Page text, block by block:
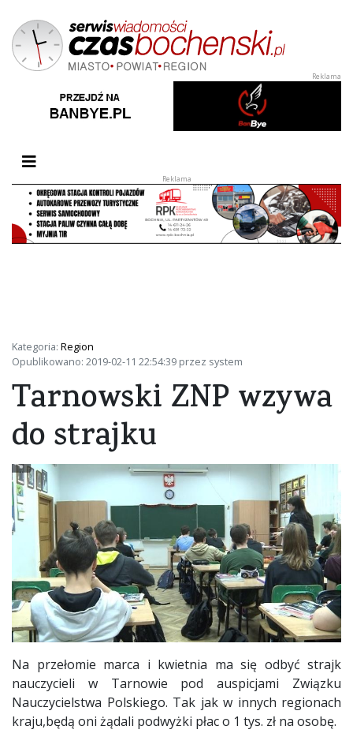
Przełącz nawigację
Kategoria: Region
Opublikowano: 2019-02-11 22:54:39 przez system
Tarnowski ZNP wzywa
do strajku
Na przełomie marca i kwietnia ma się odbyć strajk
nauczycieli w Tarnowie pod auspicjami Związku
Nauczycielstwa Polskiego. Tak jak w innych regionach
kraju,będą oni żądali podwyżki płac o 1 tys. zł na osobę.